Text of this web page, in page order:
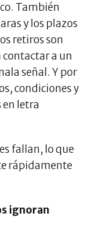
También
y los plazos
retiros son
contactar a un
señal. Y por
condiciones y
en letra
fallan, lo que
rápidamente
ignoran